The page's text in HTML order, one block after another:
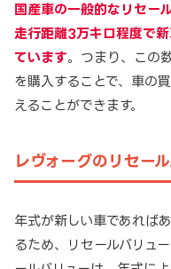
国産車の一般的なリセー
走行距離3万キロ程度で
ています。つまり、この
を購入することで、車の
えることができます。
レヴォーグのリセー
年式が新しい車であれば
るため、リセールバリュ